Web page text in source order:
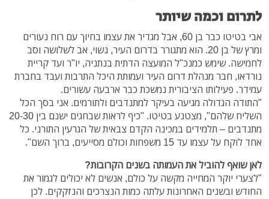
לתרום וכמה שיותר
אבי בטיטו כבר בן 60, אבל מגדיר את עצמו בחיוך עם רוח נעורים
ומרץ של בן 20. הוא מתגורר בדרום העיר, נשוי, אב לשלושה וסב
לחמישה. שימש כמנכ"ל המועצה הדתית בנתניה, יו"ר ועד קריית
נורדאו, חבר מנהלת דרום העיר ועמותת היכל התרבות ועבד בחברת
עמידר. פעילותו הציבורית נמשכת כבר ארבעה עשורים.
"התודה הגדולה מגיעה בעיקר למתנדבים ולתורמים. אני בסך הכל
השליח שלהם", מצטנע בטיטו. "כיף לראות שבחגים ישנם בין 20-30
מתנדבים – תלמידים במכינה הקדם צבאית של הגרעין התורני. כל
אחד לוקח על עצמו עד 15 משפחות וכולם מסייעים, ברוך השם".
לאן שואף להוביל את העמותה בשנים הקרובות?
"לצערי יוקר המחייה מקשה על כולם, אנשים לא יכולים לגמור את
החודש ובשנים האחרונות עלתה כמות הנצרכים והנזקקים. לכן